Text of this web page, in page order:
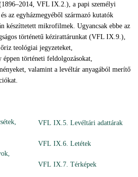
VFL IX.2.), a papi személyi
az egyházmegyéből származó kutatók
készíttetett mikrofilmek. Ugyancsak ebbe az
történetű kézirattárunkat (VFL IX.9.),
teológiai jegyzeteket,
éppen történeti feldolgozásokat,
valamint a levéltár anyagából merítő
VFL IX.5. Levéltári adattárak
VFL IX.6. Letétek
VFL IX.7. Térképek